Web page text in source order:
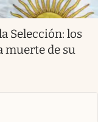
Selección: los
muerte de su